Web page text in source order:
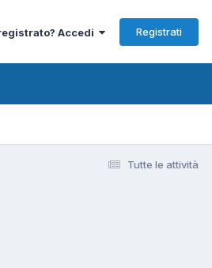
Accedi Registrati
Tutte le attività